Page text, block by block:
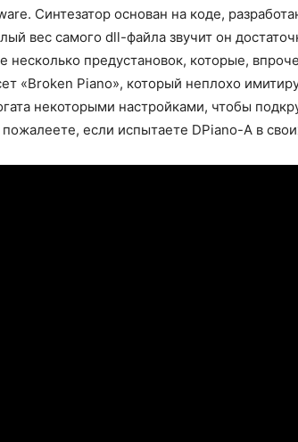
Синтезатор основан на коде,
вес самого dll-файла звучит он
несколько предустановок, которые,
«Broken Piano», который неплохо
некоторыми настройками, чтобы
если испытаете DPiano-A в